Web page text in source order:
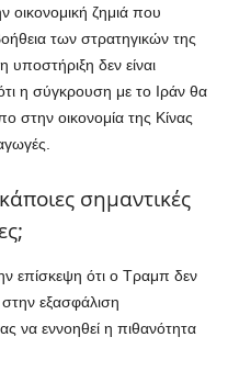
οικονομική ζημιά που
των στρατηγικών της
δεν είναι
η σύγκρουση με το Ιράν θα
στην οικονομία της Κίνας
σημαντικές
επίσκεψη ότι ο Τραμπ δεν
στην εξασφάλιση
να εννοηθεί η πιθανότητα